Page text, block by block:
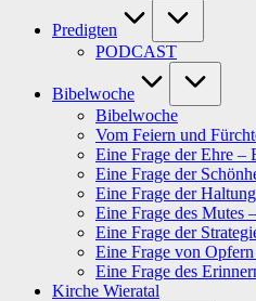
Predigten
PODCAST
Bibelwoche
Bibelwoche
Vom Feiern und
Eine Frage der Ehre –
Eine Frage der
Eine Frage der
Eine Frage des Mutes
Eine Frage der
Eine Frage von
Eine Frage des
Kirche Wieratal